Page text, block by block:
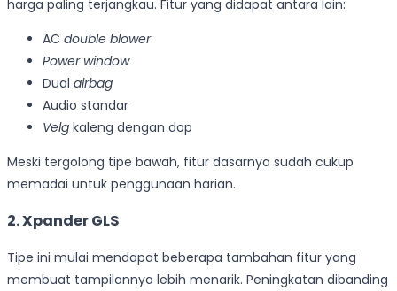
harga paling terjangkau. Fitur yang didapat antara lain:
AC double blower
Power window
Dual airbag
Audio standar
Velg kaleng dengan dop
Meski tergolong tipe bawah, fitur dasarnya sudah cukup
memadai untuk penggunaan harian.
2. Xpander GLS
Tipe ini mulai mendapat beberapa tambahan fitur yang
membuat tampilannya lebih menarik. Peningkatan dibanding